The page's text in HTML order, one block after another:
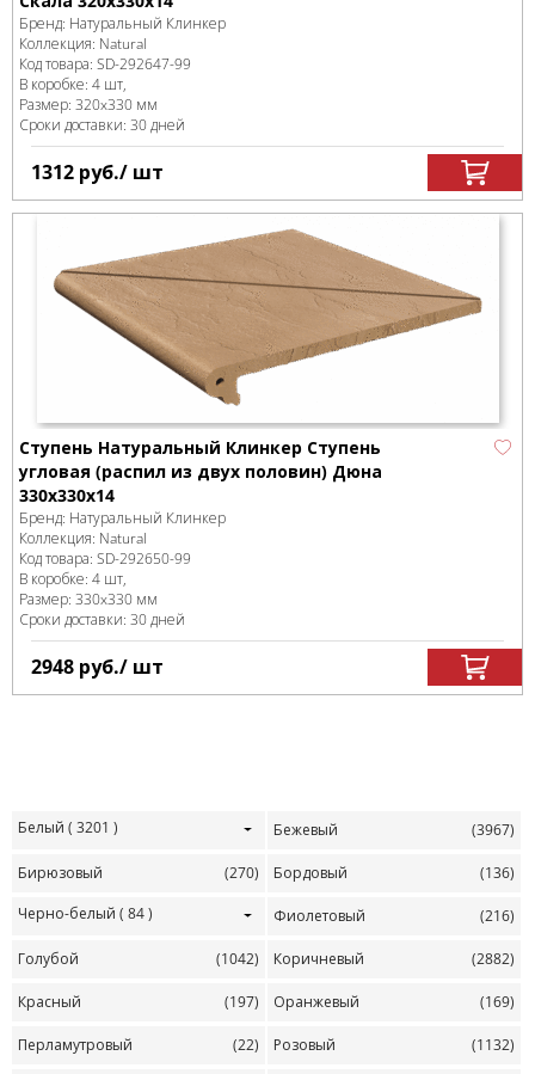
Бренд: Натуральный Клинкер
Коллекция: Natural
Код товара: SD-292647-99
В коробке: 4 шт,
Размер: 320x330 мм
Сроки доставки: 30 дней
1312 руб./ шт
Ступень Натуральный Клинкер Ступень
угловая (распил из двух половин) Дюна
330x330x14
Бренд: Натуральный Клинкер
Коллекция: Natural
Код товара: SD-292650-99
В коробке: 4 шт,
Размер: 330x330 мм
Сроки доставки: 30 дней
2948 руб./ шт
Белый ( 3201 ) Бежевый (3967)
Бирюзовый (270) Бордовый
(136)
Черно-белый ( 84 ) Фиолетовый (216)
Голубой (1042) Коричневый (2882)
Красный (197) Оранжевый (169)
Перламутровый (22) Розовый
(1132)